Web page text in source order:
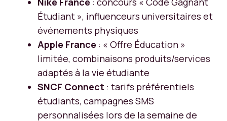
Étudiant », influenceurs universitaires et
événements physiques
Apple France : « Offre Éducation »
limitée, combinaisons produits/services
adaptés à la vie étudiante
SNCF Connect : tarifs préférentiels
étudiants, campagnes SMS
personnalisées lors de la semaine de